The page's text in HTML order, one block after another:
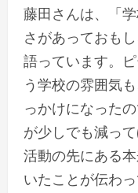
藤田さんは、「
さがあっておも
語っています。
う学校の雰囲気
っかけになった
が少しでも減っ
活動の先にある
いたことが伝わっ